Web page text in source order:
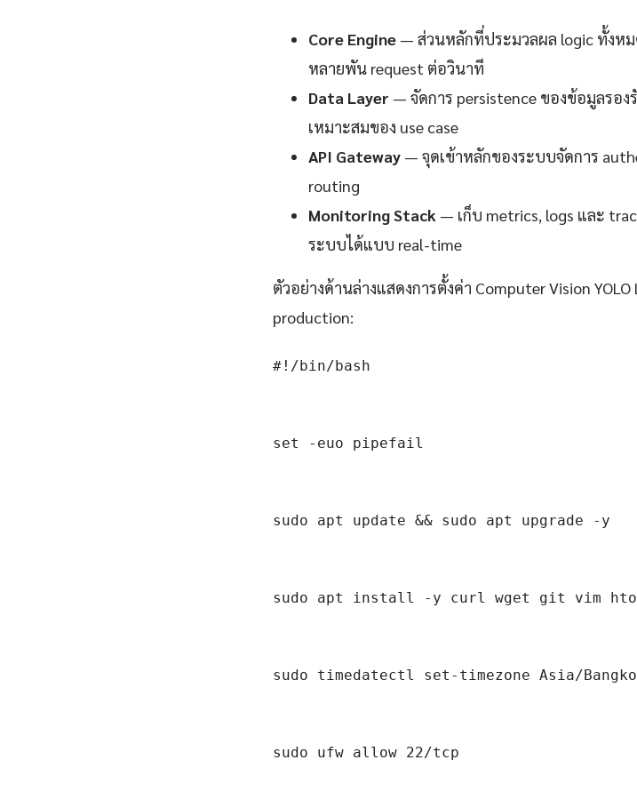
Core Engine — ส่วนหลักที่ประมวลผล logic ทั้งห
หลายพัน request ต่อวินาที
Data Layer — จัดการ persistence ของข้อมูลรอง
เหมาะสมของ use case
API Gateway — จุดเข้าหลักของระบบจัดการ
routing
Monitoring Stack — เก็บ metrics, logs และ
ระบบได้แบบ real-time
ตัวอย่างด้านล่างแสดงการตั้งค่า Computer Vision
production:
#!/bin/bash
set -euo pipefail
sudo apt update && sudo apt upgrade -y
sudo apt install -y curl wget git vim
sudo timedatectl set-timezone Asia/
sudo ufw allow 22/tcp